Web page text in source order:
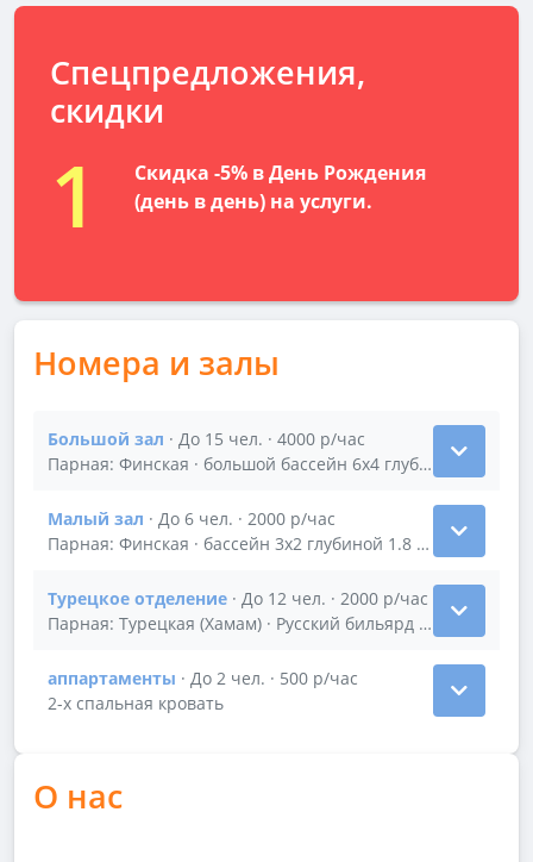
Спецпредложения,
скидки
1 Скидка -5% в День Рождения
(день в день) на услуги.
Номера и залы
Большой зал · До 15 чел. · 4000 р/час
Парная: Финская · большой бассейн 6х4 глубиной 1.8м с
Показать подробности зала Большой зал
Малый зал · До 6 чел. · 2000 р/час
Парная: Финская · бассейн 3х2 глубиной 1.8 с подогревом
Показать подробности зала Малый зал
Турецкое отделение · До 12 чел. · 2000 р/час
Парная: Турецкая (Хамам) · Русский бильярд 10 футов
Показать подробности зала Турецкое отделение
аппартаменты · До 2 чел. · 500 р/час
2-х спальная кровать
Показать подробности зала аппартаменты
О нас